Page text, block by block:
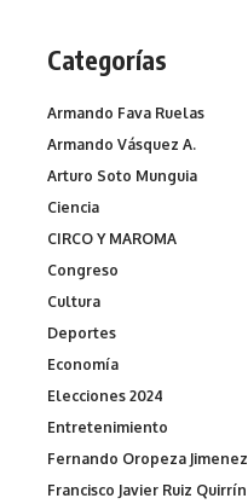
Categorías
Armando Fava Ruelas
Armando Vásquez A.
Arturo Soto Munguia
Ciencia
CIRCO Y MAROMA
Congreso
Cultura
Deportes
Economía
Elecciones 2024
Entretenimiento
Fernando Oropeza Jimenez
Francisco Javier Ruiz Quirrín